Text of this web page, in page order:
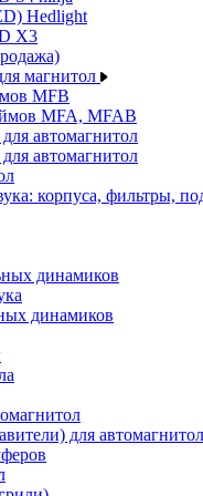
Hedlight
X3
магнитол
MFB
MFA, MFAB
автомагнитол
автомагнитол
корпуса, фильтры,
динамиков
динамиков
для автомагнитол